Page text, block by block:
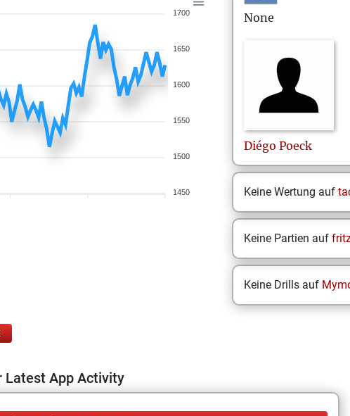
1700
1650
1600
1550
1500
1450
None
Diégo Poeck
Keine Wertung auf
Keine Partien auf
Keine Drills auf
Latest App Activity